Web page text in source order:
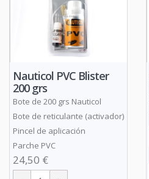
Nauticol PVC Blister
200 grs
Bote de 200 grs Nauticol
Bote de reticulante (activador)
Pincel de aplicación
Parche PVC
24,50 €